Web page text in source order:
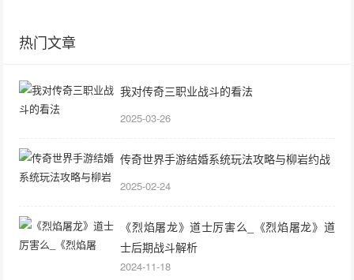
热门文章
我对传奇三职业战斗的看法
2025-03-26
传奇世界手游结婚系统玩法攻略与柳岩约战
2025-02-24
《烈焰屠龙》道士厉害么_《烈焰屠龙》道
士后期战斗解析
2024-11-18